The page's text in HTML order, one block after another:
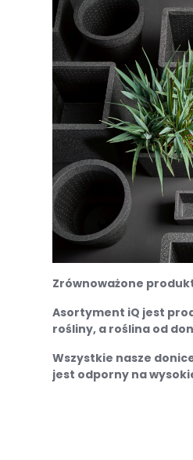
Zrównoważone
Asortyment iQ jest
rośliny, a roślina od
Wszystkie nasze
jest odporny na